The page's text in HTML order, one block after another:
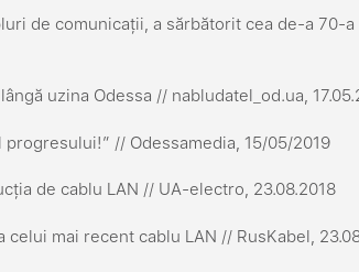
de comunicații, a sărbătorit cea de-a 70-a
uzina Odessa // nabludatel_od.ua,
// Odessamedia, 15/05/2019
de cablu LAN // UA-electro, 23.08.2018
mai recent cablu LAN // RusKabel,